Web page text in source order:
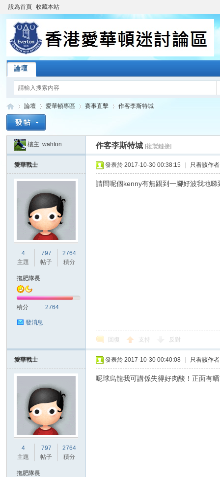
設為首頁 收藏本站
論壇
»
論壇
›
愛華頓專區 賽事直擊
›
作客李斯特城
樓主:wahton 作客李斯特城 [複製鏈接]
愛華戰士
4
主題
797
帖子
2764
積分
拖肥隊長
積分 2764
發消息
發表於 2017-10-30 00:38:15 只看該作者
請問呢個kenny有無踢到一腳好波我地睇
回復 支持 反對
愛華戰士
4
主題
797
帖子
2764
積分
拖肥隊長
發表於 2017-10-30 00:40:08 只看該作者
呢球烏龍我可講係失得好肉酸！正面有